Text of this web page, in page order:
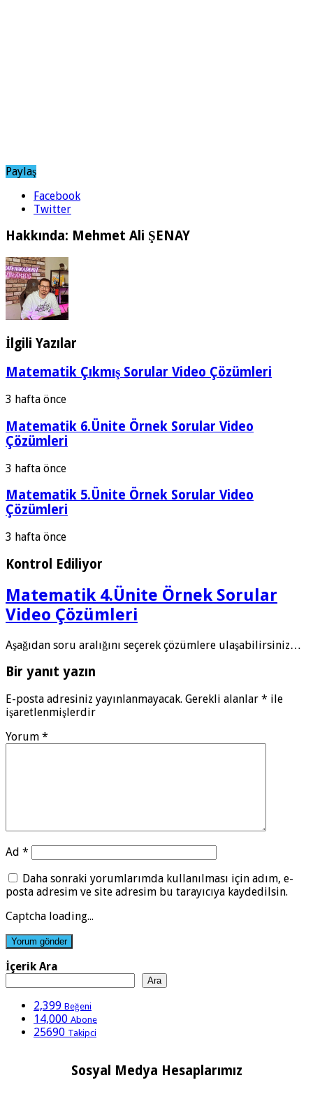
Paylaş
Facebook
Twitter
Hakkında: Mehmet Ali ŞENAY
İlgili Yazılar
Matematik Çıkmış Sorular Video Çözümleri
3 hafta önce
Matematik 6.Ünite Örnek Sorular Video
Çözümleri
3 hafta önce
Matematik 5.Ünite Örnek Sorular Video
Çözümleri
3 hafta önce
Kontrol Ediliyor
Matematik 4.Ünite Örnek Sorular
Video Çözümleri
Aşağıdan soru aralığını seçerek çözümlere ulaşabilirsiniz…
Bir yanıt yazın
E-posta adresiniz yayınlanmayacak. Gerekli alanlar * ile
işaretlenmişlerdir
Yorum *
Ad *
Daha sonraki yorumlarımda kullanılması için adım, e-
posta adresim ve site adresim bu tarayıcıya kaydedilsin.
Captcha loading...
İçerik Ara
Ara
2,399 Beğeni
14,000 Abone
25690 Takipci
Sosyal Medya Hesaplarımız